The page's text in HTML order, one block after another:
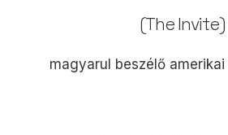
(The Invite)
magyarul beszélő amerikai